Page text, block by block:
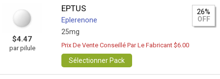
$4.47
par pilule
EPTUS
Eplerenone
25mg
26%
OFF
Prix De Vente Conseillé Par Le Fabricant $6.00
Sélectionner Pack